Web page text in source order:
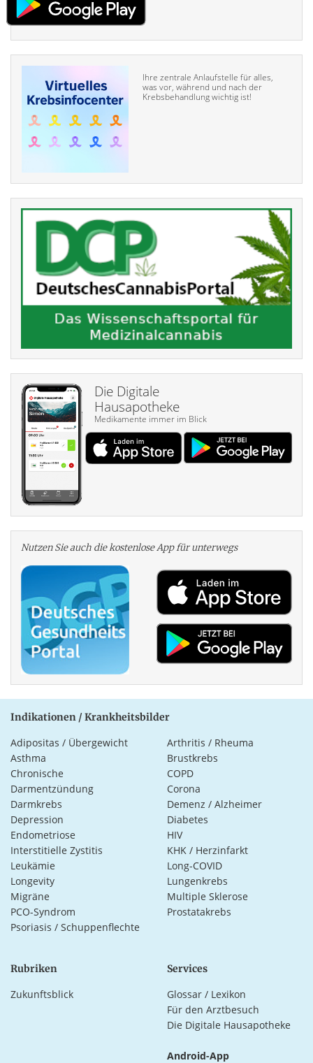
Ihre zentrale Anlaufstelle für alles,
was vor, während und nach der
Krebsbehandlung wichtig ist!
Die Digitale
Hausapotheke
Medikamente immer im Blick
Nutzen Sie auch die kosten­lose App für unterwegs
Indikationen / Krankheitsbilder
Adipositas / Übergewicht
Arthritis / Rheuma
Asthma
Brustkrebs
Chronische
Darmentzündung
COPD
Corona
Darmkrebs
Demenz / Alzheimer
Depression
Diabetes
Endometriose
HIV
Interstitielle Zystitis
KHK / Herzinfarkt
Leukämie
Long-COVID
Longevity
Lungenkrebs
Migräne
Multiple Sklerose
PCO-Syndrom
Prostatakrebs
Psoriasis / Schuppenflechte
Rubriken
Zukunftsblick
Services
Glossar / Lexikon
Für den Arztbesuch
Die Digitale Hausapotheke
Android-App